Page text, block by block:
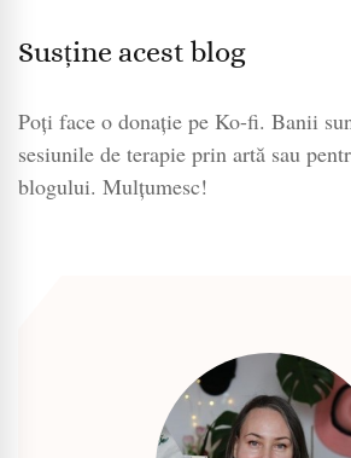
Susține acest blog
Poți face o donație pe Ko-fi. Banii
sesiunile de terapie prin artă sau
blogului. Mulțumesc!